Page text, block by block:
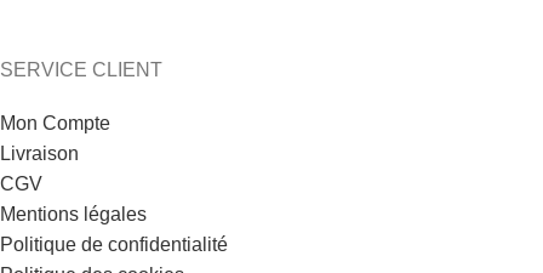
SERVICE CLIENT
Mon Compte
Livraison
CGV
Mentions légales
Politique de confidentialité